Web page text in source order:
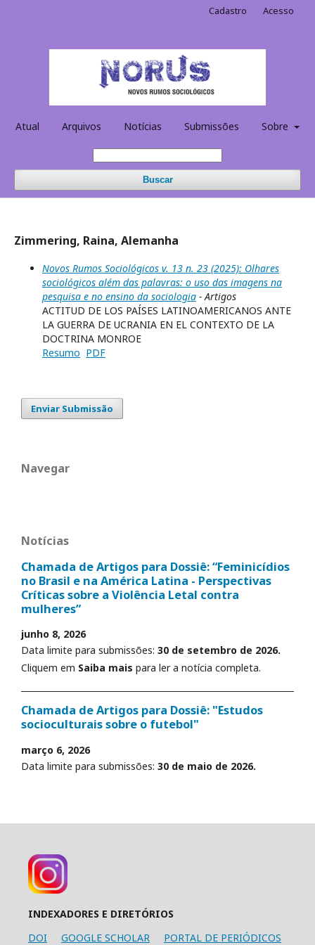
Atual Arquivos Notícias Submissões Sobre
Buscar
Cadastro Acesso
Zimmering, Raina, Alemanha
Novos Rumos Sociológicos v. 13 n. 23 (2025): Olhares
sociológicos além das palavras: o uso das imagens na
pesquisa e no ensino da sociologia - Artigos
ACTITUD DE LOS PAÍSES LATINOAMERICANOS ANTE
LA GUERRA DE UCRANIA EN EL CONTEXTO DE LA
DOCTRINA MONROE
Resumo PDF
Enviar Submissão
Navegar
Notícias
Chamada de Artigos para Dossiê: “Feminicídios
no Brasil e na América Latina - Perspectivas
Críticas sobre a Violência Letal contra
mulheres”
junho 8, 2026
Data limite para submissões: 30 de setembro de 2026.
Cliquem em Saiba mais para ler a notícia completa.
Chamada de Artigos para Dossiê: "Estudos
socioculturais sobre o futebol"
março 6, 2026
Data limite para submissões: 30 de maio de 2026.
INDEXADORES E DIRETÓRIOS
DOI
GOOGLE SCHOLAR
PORTAL DE PERIÓDICOS